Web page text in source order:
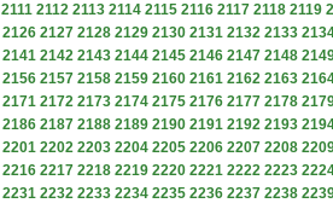
2111 2112 2113 2114 2115 2116 2117 2118 2119
2126 2127 2128 2129 2130 2131 2132 2133
2141 2142 2143 2144 2145 2146 2147 2148
2156 2157 2158 2159 2160 2161 2162 2163
2171 2172 2173 2174 2175 2176 2177 2178
2186 2187 2188 2189 2190 2191 2192 2193
2201 2202 2203 2204 2205 2206 2207 2208
2216 2217 2218 2219 2220 2221 2222 2223
2231 2232 2233 2234 2235 2236 2237 2238